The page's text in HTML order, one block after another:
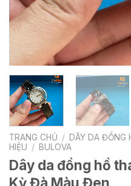
TRANG CHỦ / DÂY DA ĐỒNG
HIỆU / BULOVA
Dây da đồng hồ
Kỳ Đà Màu Đen